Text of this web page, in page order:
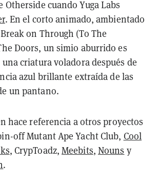
Otherside cuando Yuga Labs
. En el corto animado, ambientado
on Through (To The
Doors, un simio aburrido es
criatura voladora después de
azul brillante extraída de las
un pantano.
hace referencia a otros proyectos
off Mutant Ape Yacht Club, Cool
, CrypToadz,Meebits, Nouns y
.